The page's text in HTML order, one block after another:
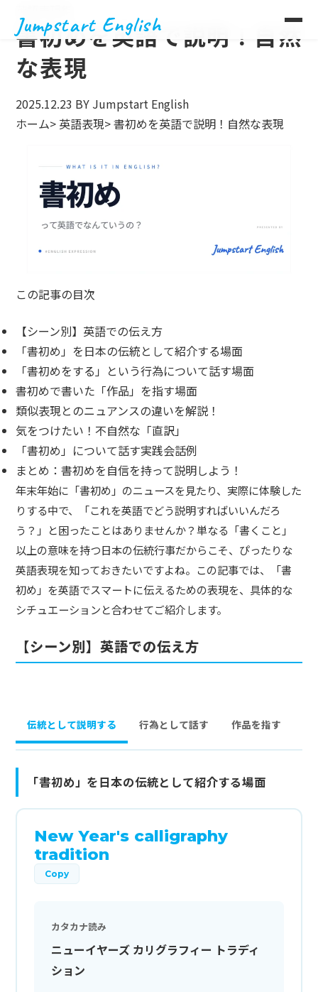
Jumpstart English
書初めを英語で説明！自然
な表現
2025.12.23 BY Jumpstart English
ホーム> 英語表現>書初めを英語で説明！自然な表現
この記事の目次
【シーン別】英語での伝え方
「書初め」を日本の伝統として紹介する場面
「書初めをする」という行為について話す場面
書初めで書いた「作品」を指す場面
類似表現とのニュアンスの違いを解説！
気をつけたい！不自然な「直訳」
「書初め」について話す実践会話例
まとめ：書初めを自信を持って説明しよう！
年末年始に「書初め」のニュースを見たり、実際に体験した
りする中で、「これを英語でどう説明すればいいんだろ
う？」と困ったことはありませんか？単なる「書くこと」
以上の意味を持つ日本の伝統行事だからこそ、ぴったりな
英語表現を知っておきたいですよね。この記事では、「書
初め」を英語でスマートに伝えるための表現を、具体的な
シチュエーションと合わせてご紹介します。
【シーン別】英語での伝え方
伝統として説明する 行為として話す 作品を指す
「書初め」を日本の伝統として紹介する場面
New Year's calligraphy
tradition
Copy
カタカナ読み
ニューイヤーズ カリグラフィー トラディ
ション